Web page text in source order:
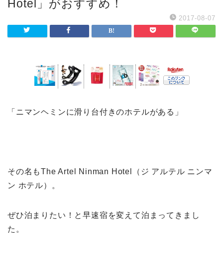
Hotel」がおすすめ！
2017-08-07
「ニマンヘミンに滑り台付きのホテルがある」
その名もThe Artel Ninman Hotel（ジ アルテル ニンマ
ン ホテル）。
ぜひ泊まりたい！と早速宿を変えて泊まってきまし
た。